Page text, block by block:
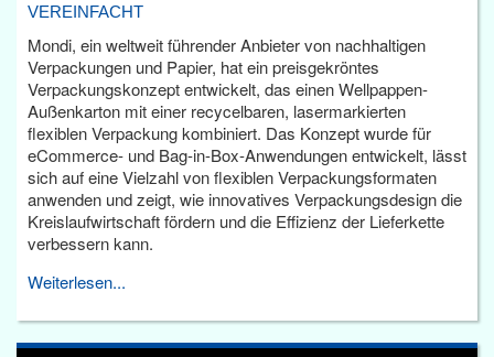
VEREINFACHT
Mondi, ein weltweit führender Anbieter von nachhaltigen
Verpackungen und Papier, hat ein preisgekröntes
Verpackungskonzept entwickelt, das einen Wellpappen-
Außenkarton mit einer recycelbaren, lasermarkierten
flexiblen Verpackung kombiniert. Das Konzept wurde für
eCommerce- und Bag-in-Box-Anwendungen entwickelt, lässt
sich auf eine Vielzahl von flexiblen Verpackungsformaten
anwenden und zeigt, wie innovatives Verpackungsdesign die
Kreislaufwirtschaft fördern und die Effizienz der Lieferkette
verbessern kann.
Weiterlesen...